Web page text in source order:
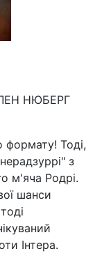
НЮБЕРГ
формату! Тоді,
з
м'яча Родрі.
шанси
Інтера.